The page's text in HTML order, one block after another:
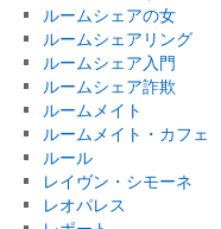
ルームシェアの女
ルームシェアリング
ルームシェア入門
ルームシェア詐欺
ルームメイト
ルームメイト・カフェ
ルール
レイヴン・シモーネ
レオパレス